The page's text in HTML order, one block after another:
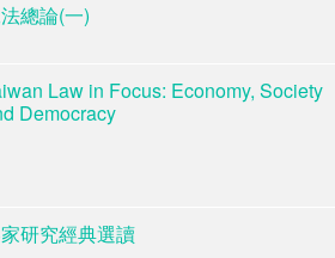
總論(一)
Law in Focus: Economy, Society
Democracy
研究經典選讀